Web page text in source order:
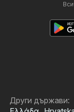
Други държави: